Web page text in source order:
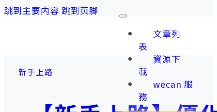
跳到主要内容 跳到页脚
文章列
表
資源下
載
wecan 服
務
新手上路